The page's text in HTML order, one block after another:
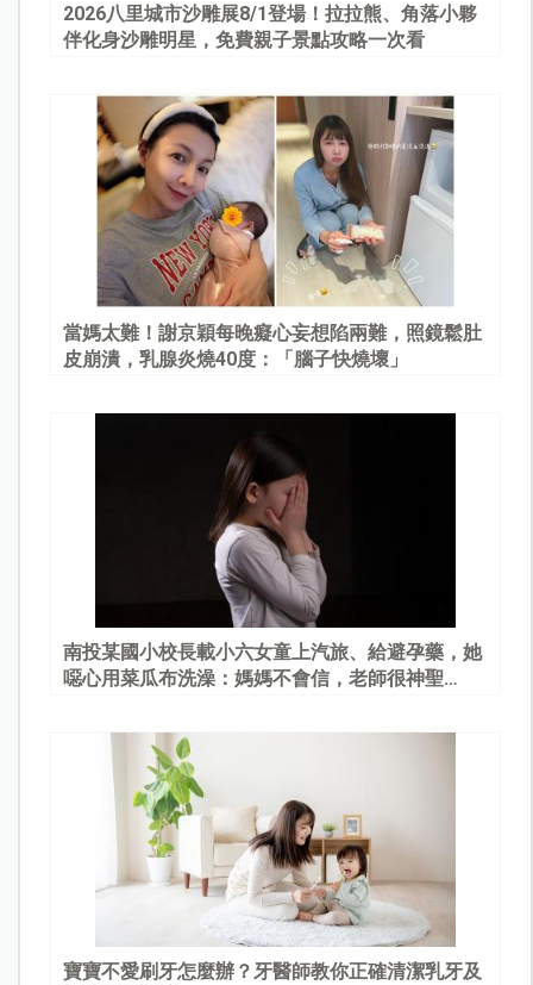
2026八里城市沙雕展8/1登場！拉拉熊、角落小夥
伴化身沙雕明星，免費親子景點攻略一次看
當媽太難！謝京穎每晚癡心妄想陷兩難，照鏡鬆肚
皮崩潰，乳腺炎燒40度：「腦子快燒壞」
南投某國小校長載小六女童上汽旅、給避孕藥，她
噁心用菜瓜布洗澡：媽媽不會信，老師很神聖…
寶寶不愛刷牙怎麼辦？牙醫師教你正確清潔乳牙及